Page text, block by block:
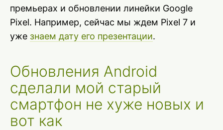
премьерах и обновлении линейки Google
Pixel. Например, сейчас мы ждем Pixel 7 и
уже знаем дату его презентации.
Обновления Android
сделали мой старый
смартфон не хуже новых и
вот как